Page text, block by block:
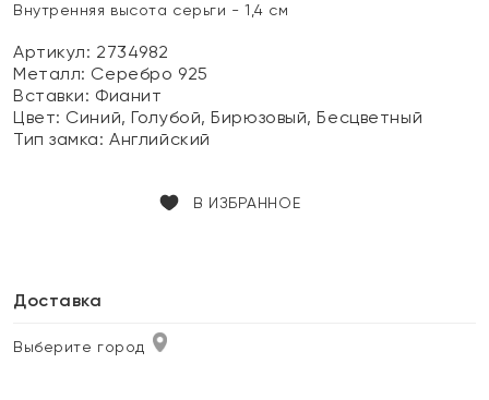
Внутренняя высота серьги - 1,4 см
Артикул: 2734982
Металл: Серебро 925
Вставки: Фианит
Цвет: Синий, Голубой, Бирюзовый, Бесцветный
Тип замка:Английский
В ИЗБРАННОЕ
Доставка
Выберите город